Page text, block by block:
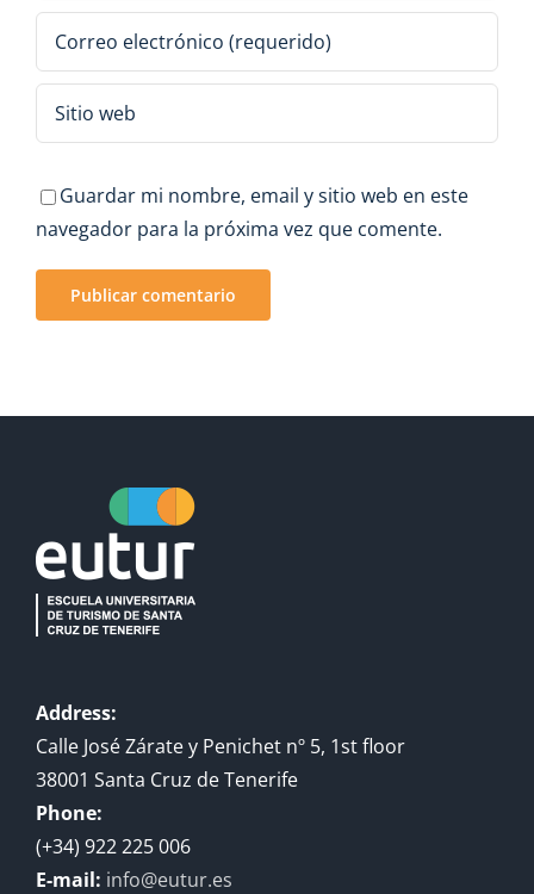
Guardar mi nombre, email y sitio web en este
navegador para la próxima vez que comente.
Address:
Calle José Zárate y Penichet nº 5, 1st floor
38001 Santa Cruz de Tenerife
Phone:
(+34) 922 225 006
E-mail: info@eutur.es